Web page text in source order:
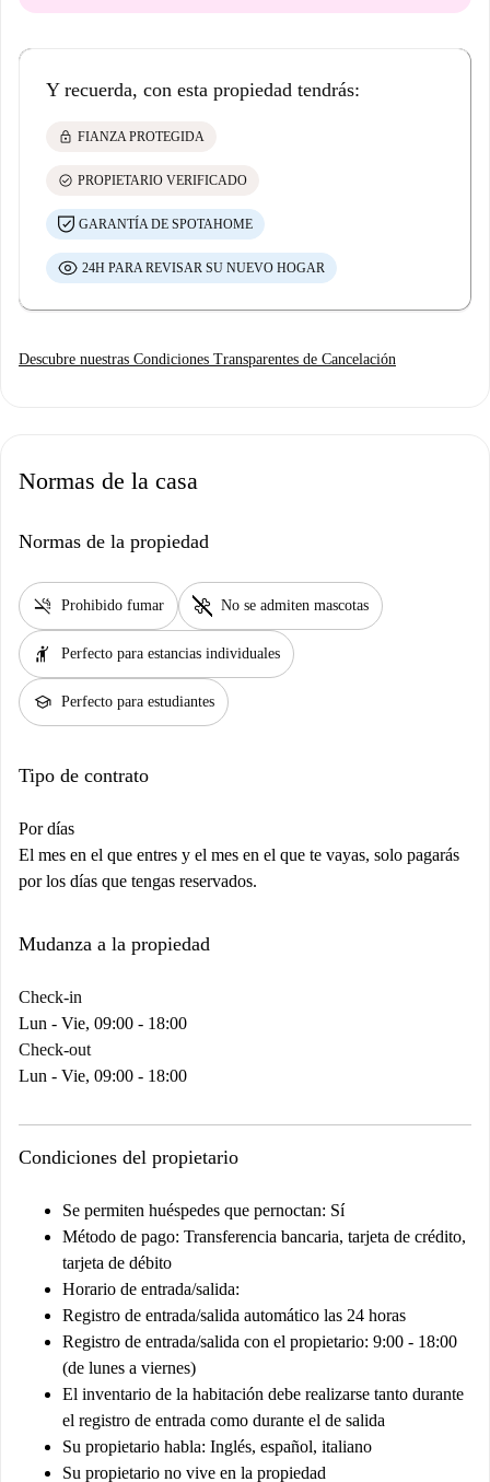
Y recuerda, con esta propiedad tendrás:
lock FIANZA PROTEGIDA
check_circle PROPIETARIO VERIFICADO
GARANTÍA DE SPOTAHOME
24H PARA REVISAR SU NUEVO HOGAR
Descubre nuestras Condiciones Transparentes de Cancelación
Normas de la casa
Normas de la propiedad
smoke_free Prohibido fumar pet_supplies No se admiten mascotas
hail Perfecto para estancias individuales
school Perfecto para estudiantes
Tipo de contrato
Por días
El mes en el que entres y el mes en el que te vayas, solo pagarás
por los días que tengas reservados.
Mudanza a la propiedad
Check-in
Lun - Vie, 09:00 - 18:00
Check-out
Lun - Vie, 09:00 - 18:00
Condiciones del propietario
Se permiten huéspedes que pernoctan: Sí
Método de pago: Transferencia bancaria, tarjeta de crédito,
tarjeta de débito
Horario de entrada/salida:
Registro de entrada/salida automático las 24 horas
Registro de entrada/salida con el propietario: 9:00 - 18:00
(de lunes a viernes)
El inventario de la habitación debe realizarse tanto durante
el registro de entrada como durante el de salida
Su propietario habla: Inglés, español, italiano
Su propietario no vive en la propiedad